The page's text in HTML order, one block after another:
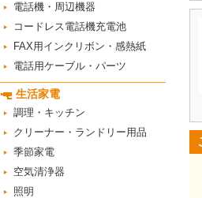
電話機・周辺機器
コードレス電話機充電池
FAX用インクリボン・感熱紙
電話用ケーブル・パーツ
生活家電
調理・キッチン
クリーナー・ランドリー用品
季節家電
空気清浄器
照明